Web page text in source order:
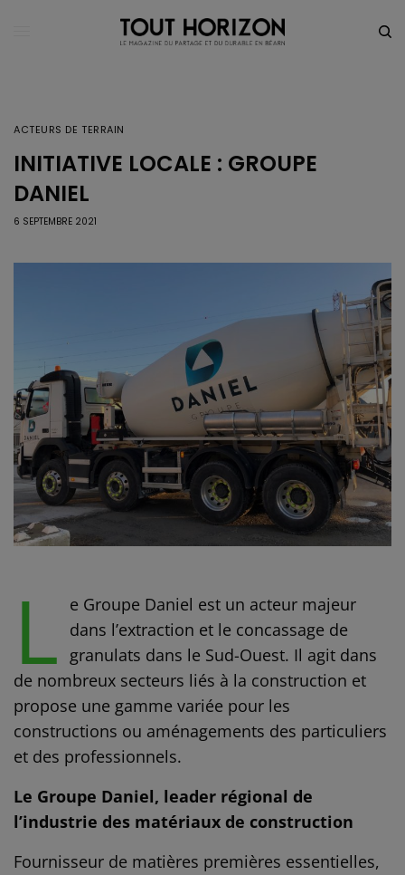
ACTEURS DE TERRAIN
INITIATIVE LOCALE : GROUPE
DANIEL
6 SEPTEMBRE 2021
L
e Groupe Daniel est un acteur majeur
dans l’extraction et le concassage de
granulats dans le Sud-Ouest. Il agit dans
de nombreux secteurs liés à la construction et
propose une gamme variée pour les
constructions ou aménagements des particuliers
et des professionnels.
Le Groupe Daniel, leader régional de
l’industrie des matériaux de construction
Fournisseur de matières premières essentielles,